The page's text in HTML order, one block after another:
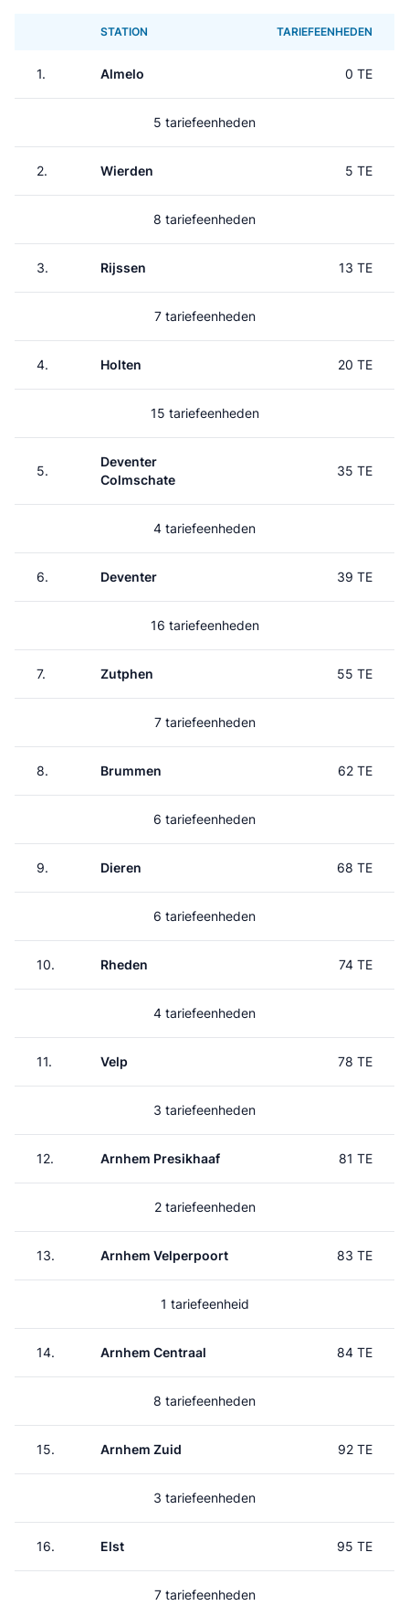
STATION TARIEFEENHEDEN
1. Almelo 0 TE
5 tariefeenheden
2. Wierden 5 TE
8 tariefeenheden
3. Rijssen 13 TE
7 tariefeenheden
4. Holten 20 TE
15 tariefeenheden
5.
Deventer
Colmschate
35 TE
4 tariefeenheden
6. Deventer 39 TE
16 tariefeenheden
7. Zutphen 55 TE
7 tariefeenheden
8. Brummen 62 TE
6 tariefeenheden
9. Dieren 68 TE
6 tariefeenheden
10. Rheden 74 TE
4 tariefeenheden
11. Velp 78 TE
3 tariefeenheden
12. Arnhem Presikhaaf 81 TE
2 tariefeenheden
13. Arnhem Velperpoort 83 TE
1 tariefeenheid
14. Arnhem Centraal 84 TE
8 tariefeenheden
15. Arnhem Zuid 92 TE
3 tariefeenheden
16. Elst 95 TE
7 tariefeenheden